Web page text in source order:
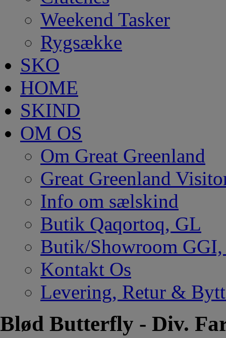
Weekend Tasker
Rygsække
SKO
HOME
SKIND
OM OS
Om Great Greenland
Great Greenland
Info om sælskind
Butik Qaqortoq, GL
Butik/Showroom
Kontakt Os
Levering, Retur &
Blød Butterfly - Div.